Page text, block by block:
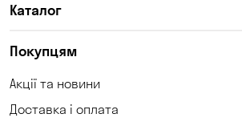
Каталог
Покупцям
Акції та новини
Доставка і оплата